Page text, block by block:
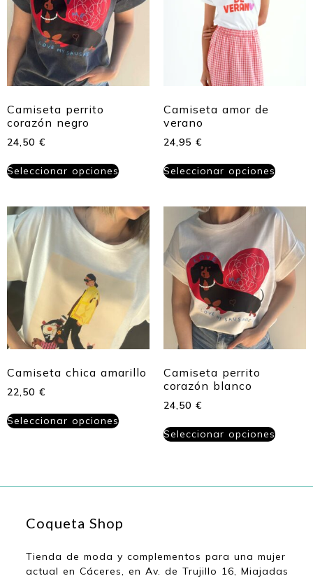
Camiseta perrito
corazón negro
24,50 €
Seleccionar opciones
Camiseta amor de
verano
24,95 €
Seleccionar opciones
Camiseta chica amarillo
22,50 €
Seleccionar opciones
Camiseta perrito
corazón blanco
24,50 €
Seleccionar opciones
Coqueta Shop
Tienda de moda y complementos para una mujer
actual en Cáceres, en Av. de Trujillo 16, Miajadas